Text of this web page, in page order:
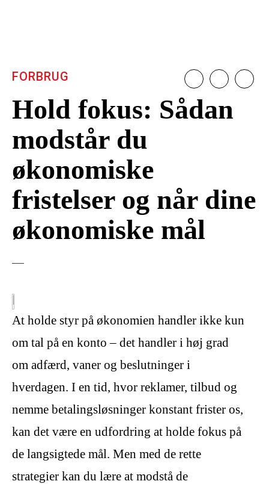
Hold fokus: Sådan
modstår du
økonomiske
fristelser og når dine
økonomiske mål
FORBRUG
At holde styr på økonomien handler ikke kun
om tal på en konto – det handler i høj grad
om adfærd, vaner og beslutninger i
hverdagen. I en tid, hvor reklamer, tilbud og
nemme betalingsløsninger konstant frister os,
kan det være en udfordring at holde fokus på
de langsigtede mål. Men med de rette
strategier kan du lære at modstå de